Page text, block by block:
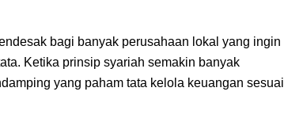
bagi banyak perusahaan lokal yang ingin
Ketika prinsip syariah semakin banyak
yang paham tata kelola keuangan sesuai